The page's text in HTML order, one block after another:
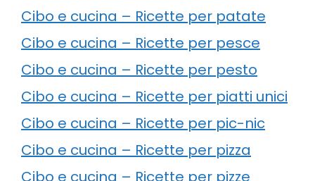
Cibo e cucina – Ricette per patate
Cibo e cucina – Ricette per pesce
Cibo e cucina – Ricette per pesto
Cibo e cucina – Ricette per piatti unici
Cibo e cucina – Ricette per pic-nic
Cibo e cucina – Ricette per pizza
Cibo e cucina – Ricette per pizze